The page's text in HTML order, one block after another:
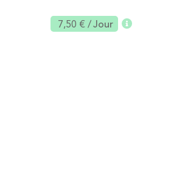
7,50 € / Jour